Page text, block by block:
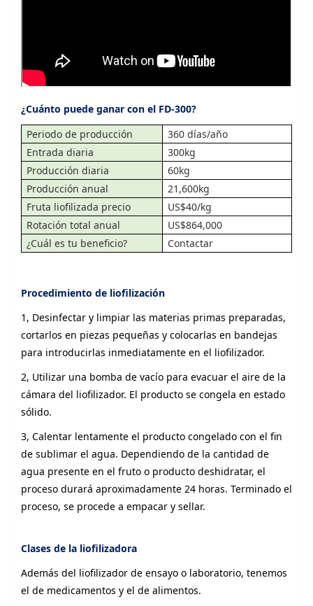
¿Cuánto puede ganar con el FD-300?
Periodo de producción
360 días/año
Entrada diaria
300kg
Producción diaria
60kg
Producción anual
21,600kg
Fruta liofilizada precio
US$40/kg
Rotación total anual
US$864,000
¿Cuál es tu beneficio?
Contactar
Procedimiento de liofilización
1, Desinfectar y limpiar las materias primas preparadas,
cortarlos en piezas pequeñas y colocarlas en bandejas
para introducirlas inmediatamente en el liofilizador.
2, Utilizar una bomba de vacío para evacuar el aire de la
cámara del liofilizador. El producto se congela en estado
sólido.
3, Calentar lentamente el producto congelado con el fin
de sublimar el agua. Dependiendo de la cantidad de
agua presente en el fruto o producto deshidratar, el
proceso durará aproximadamente 24 horas. Terminado el
proceso, se procede a empacar y sellar.
Clases de la liofilizadora
Además del liofilizador de ensayo o laboratorio, tenemos
el de medicamentos y el de alimentos.